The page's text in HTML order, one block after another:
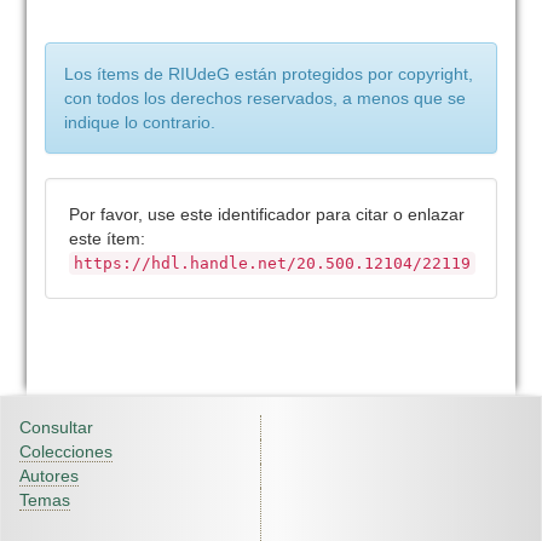
Los ítems de RIUdeG están protegidos por copyright,
con todos los derechos reservados, a menos que se
indique lo contrario.
Por favor, use este identificador para citar o enlazar
este ítem:
https://hdl.handle.net/20.500.12104/22119
Consultar
Colecciones
Autores
Temas